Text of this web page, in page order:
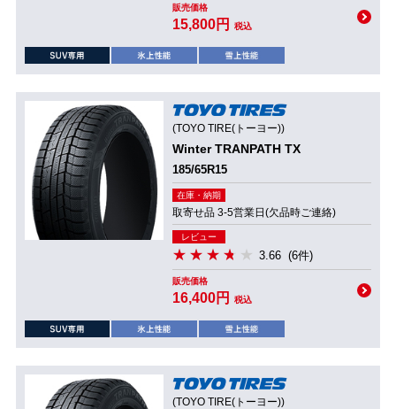
販売価格
15,800円 税込
(TOYO TIRE(トーヨー))
Winter TRANPATH TX
185/65R15
在庫・納期
取寄せ品 3-5営業日(欠品時ご連絡)
レビュー
3.66 (6件)
販売価格
16,400円 税込
(TOYO TIRE(トーヨー))